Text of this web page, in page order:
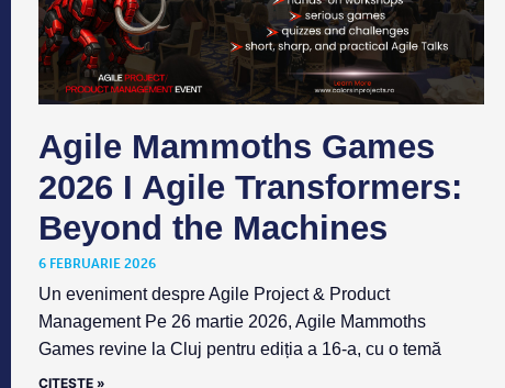
Agile Mammoths Games
2026 I Agile Transformers:
Beyond the Machines
6 FEBRUARIE 2026
Un eveniment despre Agile Project & Product
Management Pe 26 martie 2026, Agile Mammoths
Games revine la Cluj pentru ediția a 16-a, cu o temă
CITEȘTE »